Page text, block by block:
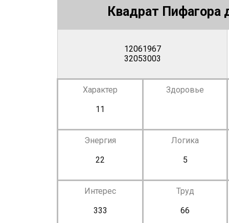
Квадрат Пифагора
12061967
32053003
Характер
11
Здоровье
Энергия
22
Логика
5
Интерес
333
Труд
66